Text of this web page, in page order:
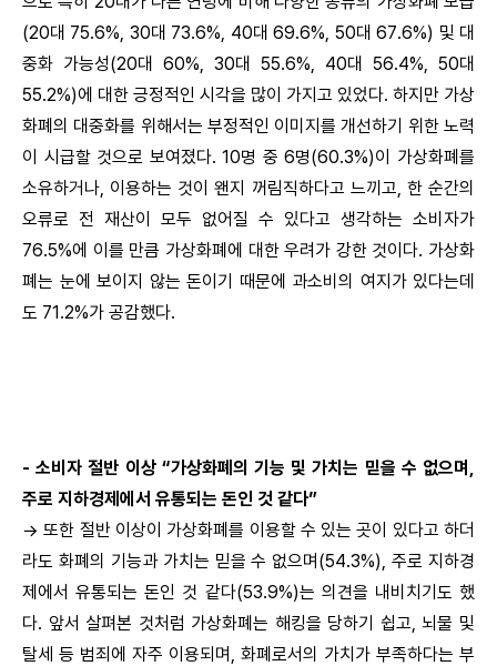
(20대 75.6%, 30대 73.6%, 40대 69.6%, 50대 67.6%) 및 대
중화 가능성(20대 60%, 30대 55.6%, 40대 56.4%, 50대
55.2%)에 대한 긍정적인 시각을 많이 가지고 있었다. 하지만 가상
화폐의 대중화를 위해서는 부정적인 이미지를 개선하기 위한 노력
이 시급할 것으로 보여졌다. 10명 중 6명(60.3%)이 가상화폐를
소유하거나, 이용하는 것이 왠지 꺼림직하다고 느끼고, 한 순간의
오류로 전 재산이 모두 없어질 수 있다고 생각하는 소비자가
76.5%에 이를 만큼 가상화폐에 대한 우려가 강한 것이다. 가상화
폐는 눈에 보이지 않는 돈이기 때문에 과소비의 여지가 있다는데
도 71.2%가 공감했다.
- 소비자 절반 이상 “가상화폐의 기능 및 가치는 믿을 수 없으며,
주로 지하경제에서 유통되는 돈인 것 같다”
→ 또한 절반 이상이 가상화폐를 이용할 수 있는 곳이 있다고 하더
라도 화폐의 기능과 가치는 믿을 수 없으며(54.3%), 주로 지하경
제에서 유통되는 돈인 것 같다(53.9%)는 의견을 내비치기도 했
다. 앞서 살펴본 것처럼 가상화폐는 해킹을 당하기 쉽고, 뇌물 및
탈세 등 범죄에 자주 이용되며, 화폐로서의 가치가 부족하다는 부